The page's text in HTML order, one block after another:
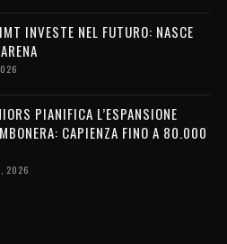
INVESTE NEL FUTURO: NASCE
PIANIFICA L’ESPANSIONE
CAPIENZA FINO A 80.000
2026